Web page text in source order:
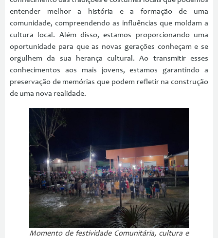
entender melhor a história e a formação de uma
comunidade, compreendendo as influências que moldam a
cultura local. Além disso, estamos proporcionando uma
oportunidade para que as novas gerações conheçam e se
orgulhem da sua herança cultural. Ao transmitir esses
conhecimentos aos mais jovens, estamos garantindo a
preservação de memórias que podem refletir na construção
de uma nova realidade.
Momento de festividade Comunitária, cultura e